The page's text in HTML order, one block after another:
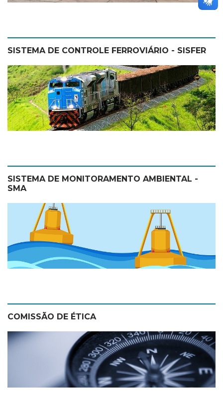
SISTEMA DE CONTROLE FERROVIÁRIO - SISFER
SISTEMA DE MONITORAMENTO AMBIENTAL -
SMA
COMISSÃO DE ÉTICA